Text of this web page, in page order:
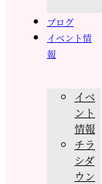
ブログ
イベント情
報
イベ
ント
情報
チラ
シダ
ウン